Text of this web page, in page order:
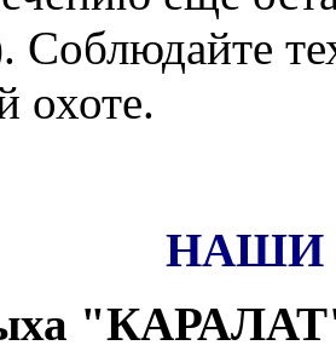
Соблюдайте
охоте.
НАШИ